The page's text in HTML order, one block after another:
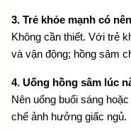
3. Trẻ khỏe mạnh có
Không cần thiết. Với trẻ
và vận động; hồng sâm
4. Uống hồng sâm lúc
Nên uống buổi sáng
chế ảnh hưởng giấc ngủ.